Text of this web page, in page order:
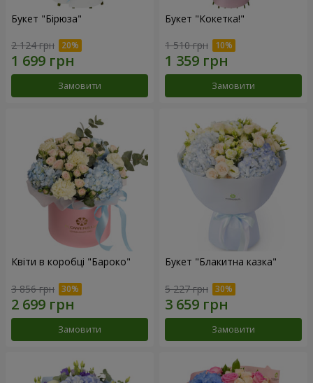
Букет "Бірюза"
2 124 грн
Замовити
Букет "Кокетка!"
1 510 грн
Замовити
Квіти в коробці "Бароко"
3 856 грн
Замовити
Букет "Блакитна казка"
5 227 грн
Замовити